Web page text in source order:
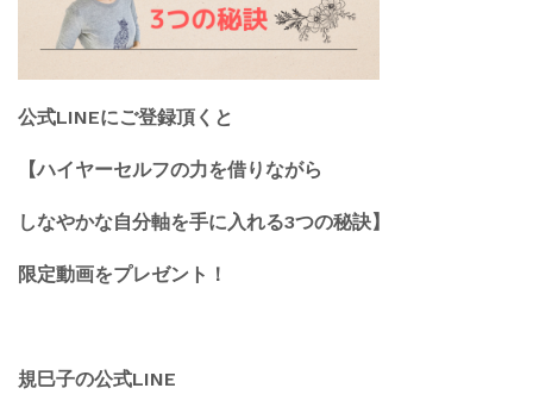
公式LINEにご登録頂くと
【ハイヤーセルフの力を借りながら
しなやかな自分軸を手に入れる3つの秘訣】
限定動画をプレゼント！
規巳子の公式LINE